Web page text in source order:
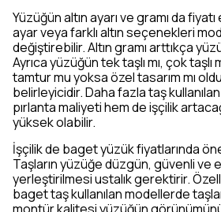
Yüzüğün altın ayarı ve gramı da
ayar veya farklı altın seçenekleri
değiştirebilir. Altın gramı arttıkça
Ayrıca yüzüğün tek taşlı mı, çok taşlı
tamtur mu yoksa özel tasarım mı
belirleyicidir. Daha fazla taş
pırlanta maliyeti hem de işçilik
yüksek olabilir.
İşçilik de baget yüzük fiyatlarında
Taşların yüzüğe düzgün, güvenli ve
yerleştirilmesi ustalık gerektirir.
baget taş kullanılan modellerde